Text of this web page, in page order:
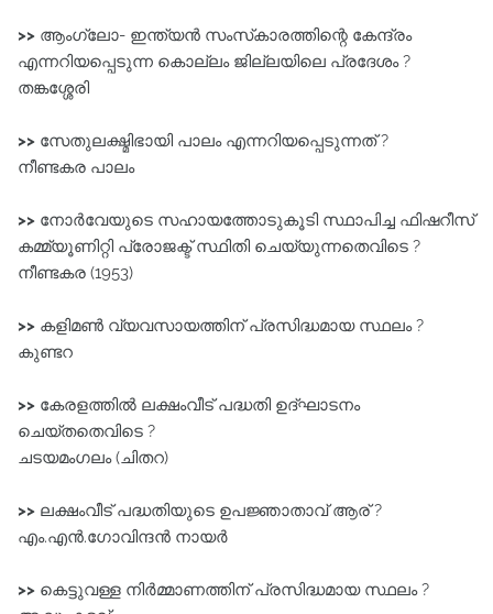
>> ആംഗ്ലോ- ഇന്ത്യൻ സംസ്‌കാരത്തിന്റെ കേന്ദ്രം
എന്നറിയപ്പെടുന്ന കൊല്ലം ജില്ലയിലെ പ്രദേശം ?
തങ്കശ്ശേരി
>> സേതുലക്ഷ്മിഭായി പാലം എന്നറിയപ്പെടുന്നത്‌ ?
നീണ്ടകര പാലം
>> നോർവേയുടെ സഹായത്തോടുകൂടി സ്ഥാപിച്ച ഫിഷറീസ്‌
കമ്മ്യൂണിറ്റി പ്രോജക്ട്‌ സ്ഥിതി ചെയ്യുന്നതെവിടെ ?
നീണ്ടകര (1953)
>> കളിമൺ വ്യവസായത്തിന്‌ പ്രസിദ്ധമായ സ്ഥലം ?
കുണ്ടറ
>> കേരളത്തിൽ ലക്ഷംവീട്‌ പദ്ധതി ഉദ്ഘാടനം
ചെയ്തതെവിടെ ?
ചടയമംഗലം (ചിതറ)
>> ലക്ഷംവീട്‌ പദ്ധതിയുടെ ഉപജ്ഞാതാവ്‌ ആര് ?
എം.എൻ.ഗോവിന്ദൻ നായർ
>> കെട്ടുവള്ള നിർമ്മാണത്തിന്‌ പ്രസിദ്ധമായ സ്ഥലം ?